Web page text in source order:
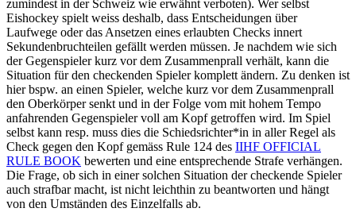
zumindest in der Schweiz wie erwähnt verboten). Wer selbst
Eishockey spielt weiss deshalb, dass Entscheidungen über
Laufwege oder das Ansetzen eines erlaubten Checks innert
Sekundenbruchteilen gefällt werden müssen. Je nachdem wie sich
der Gegenspieler kurz vor dem Zusammenprall verhält, kann die
Situation für den checkenden Spieler komplett ändern. Zu denken ist
hier bspw. an einen Spieler, welche kurz vor dem Zusammenprall
den Oberkörper senkt und in der Folge vom mit hohem Tempo
anfahrenden Gegenspieler voll am Kopf getroffen wird. Im Spiel
selbst kann resp. muss dies die Schiedsrichter*in in aller Regel als
Check gegen den Kopf gemäss Rule 124 des IIHF OFFICIAL
RULE BOOK bewerten und eine entsprechende Strafe verhängen.
Die Frage, ob sich in einer solchen Situation der checkende Spieler
auch strafbar macht, ist nicht leichthin zu beantworten und hängt
von den Umständen des Einzelfalls ab.